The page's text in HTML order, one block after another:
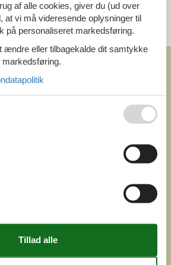
Send en e-mail
hurtigt svar, alle dage
info@cofman.com
af alle cookies, giver du (ud over
at vi må videresende oplysninger til
på personaliseret markedsføring.
ændre eller tilbagekalde dit samtykke
markedsføring.